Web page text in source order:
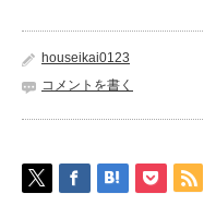
houseikai0123
コメントを書く